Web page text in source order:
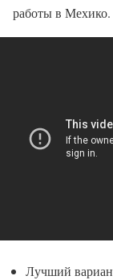
работы в Мехико.
Лучший